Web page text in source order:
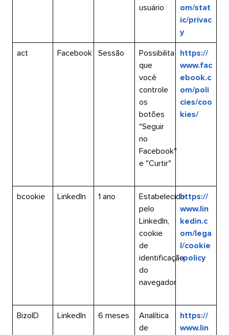
usuário​​
om/stat
ic/privac
y​​
act​​ Facebook​​ Sessão​​
Possibilita
que
você
controle
os
botões
"Seguir
no
Facebook"
e "Curtir"​​
https://
www.fac
ebook.c
om/poli
cies/coo
kies/​​
bcookie​​ LinkedIn​​ 1 ano​​
Estabelecido
pelo
LinkedIn,
cookie
de
identificação
do
navegador​​
https://
www.lin
kedin.c
om/lega
l/cookie
-policy​​
BizoID​​ LinkedIn​​ 6 meses​​
Analítica
de
https://
www.lin